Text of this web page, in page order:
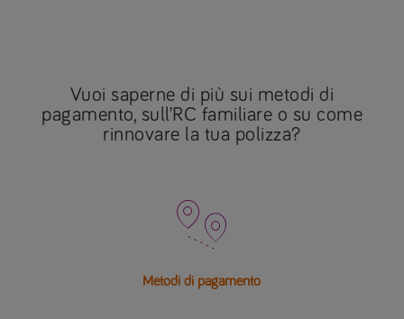
Vuoi saperne di più sui metodi di
pagamento, sull’RC familiare o su come
rinnovare la tua polizza?

Metodi di pagamento